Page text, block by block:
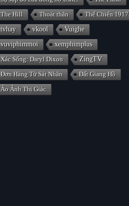
The Hill
Thoát thân
Thế Chiến 1917
tvhay
vkool
Vuighe
vuviphimmoi
xemphimplus
Xác Sống: Daryl Dixon
ZingTV
Đơn Hàng Từ Sát Nhân
Đất Giang Hồ
Ảo Ảnh Thị Giác